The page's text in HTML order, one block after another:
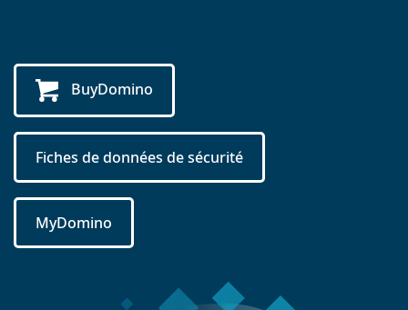
BuyDomino
Fiches de données de sécurité
MyDomino